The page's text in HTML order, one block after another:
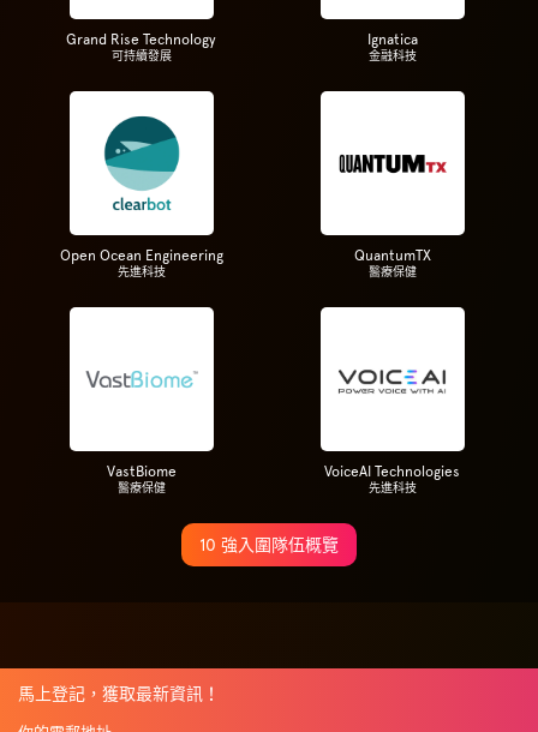
Grand Rise Technology
可持續發展
Ignatica
金融科技
Open Ocean Engineering
先進科技
QuantumTX
醫療保健
VastBiome
醫療保健
VoiceAI Technologies
先進科技
10 強入圍隊伍概覽
馬上登記，獲取最新資訊！